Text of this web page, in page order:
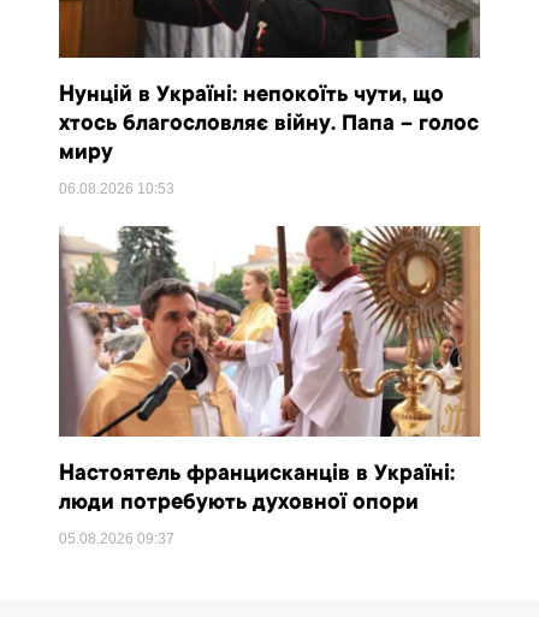
Нунцій в Україні: непокоїть чути, що
хтось благословляє війну. Папа – голос
миру
06.08.2026 10:53
Настоятель францисканців в Україні:
люди потребують духовної опори
05.08.202609:37